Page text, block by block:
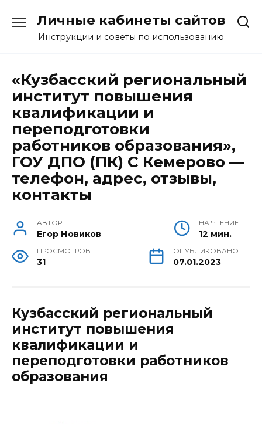
содержанию
Личные кабинеты сайтов
Инструкции и советы по использованию
«Кузбасский региональный
институт повышения
квалификации и
переподготовки
работников образования»,
ГОУ ДПО (ПК) С Кемерово —
телефон, адрес, отзывы,
контакты
АВТОР
Егор Новиков
НА ЧТЕНИЕ
12 мин.
ПРОСМОТРОВ
31
ОПУБЛИКОВАНО
07.01.2023
Кузбасский региональный
институт повышения
квалификации и
переподготовки работников
образования